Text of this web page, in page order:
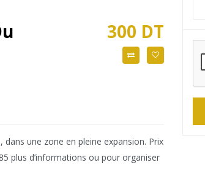
300 DT
une zone en pleine expansion. Prix
plus d’informations ou pour organiser